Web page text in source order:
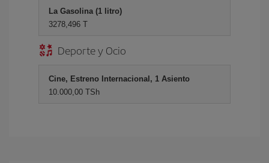
La Gasolina (1 litro)
3278,496 T
Deporte y Ocio
Cine, Estreno Internacional, 1 Asiento
10.000,00 TSh